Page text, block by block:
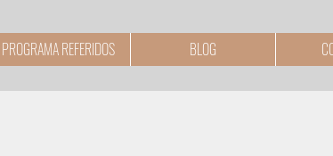
PROGRAMA REFERIDOS BLOG